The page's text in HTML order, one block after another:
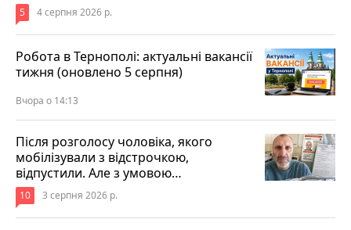
5 4 серпня 2026 р.
Робота в Тернополі: актуальні вакансії
тижня (оновлено 5 серпня)
Вчора о 14:13
Після розголосу чоловіка, якого
мобілізували з відстрочкою,
відпустили. Але з умовою…
10 3 серпня 2026 р.